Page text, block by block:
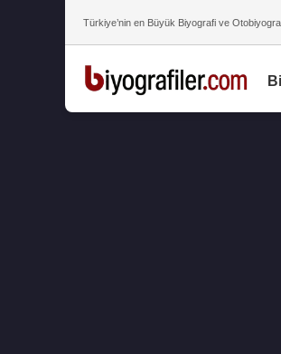
Türkiye’nin en Büyük Biyografi ve